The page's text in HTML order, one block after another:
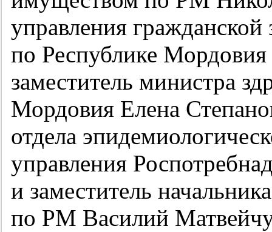
управления
по Республике
заместитель министра
Мордовия Елена
отдела
управления
и заместитель
по РМ Василий